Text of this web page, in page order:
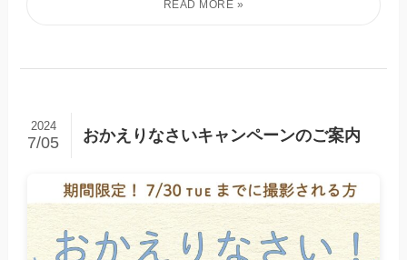
おかえりなさいキャンペーンのご案内
2024
7/05